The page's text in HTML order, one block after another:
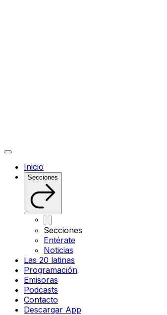
Inicio
Secciones
Secciones
Entérate
Noticias
Las 20 latinas
Programación
Emisoras
Podcasts
Contacto
Descargar App